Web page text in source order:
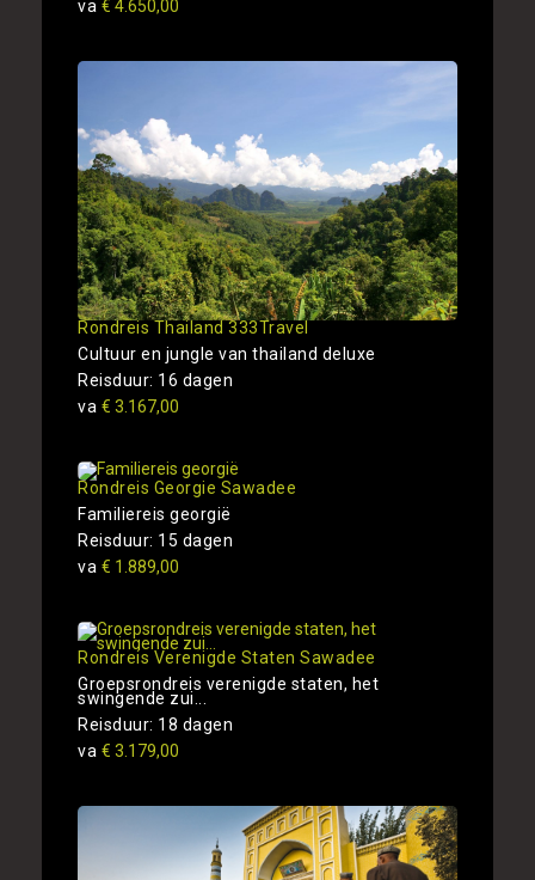
va € 4.650,00
Rondreis Thailand 333Travel
Cultuur en jungle van thailand deluxe
Reisduur: 16 dagen
va € 3.167,00
Rondreis Georgie Sawadee
Familiereis georgië
Reisduur: 15 dagen
va € 1.889,00
Rondreis Verenigde Staten Sawadee
Groepsrondreis verenigde staten, het
swingende zui...
Reisduur: 18 dagen
va € 3.179,00